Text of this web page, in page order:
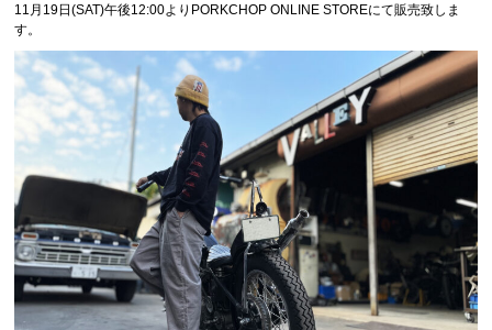
11月19日(SAT)午後12:00よりPORKCHOP ONLINE STOREにて販売致しま
す。